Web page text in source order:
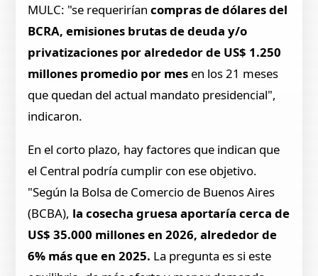
MULC: "se requerirían compras de dólares del
BCRA, emisiones brutas de deuda y/o
privatizaciones por alrededor de US$ 1.250
millones promedio por mes en los 21 meses
que quedan del actual mandato presidencial",
indicaron.
En el corto plazo, hay factores que indican que
el Central podría cumplir con ese objetivo.
"Según la Bolsa de Comercio de Buenos Aires
(BCBA), la cosecha gruesa aportaría cerca de
US$ 35.000 millones en 2026, alrededor de
6% más que en 2025. La pregunta es si este